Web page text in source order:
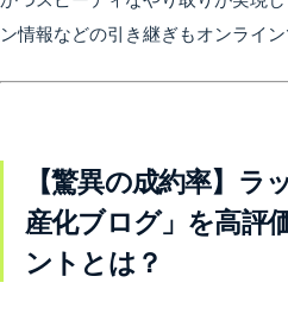
ン情報などの引き継ぎもオンライン
【驚異の成約率】ラ
産化ブログ」を高評
ントとは？